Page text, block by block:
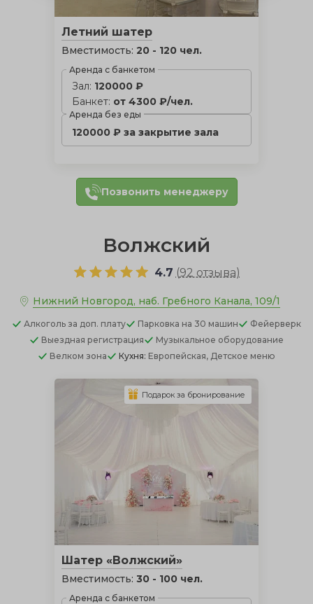
Летний шатер
Вместимость: 20 - 120 чел.
Аренда с банкетом
Зал: 120000 ₽
Банкет: от 4300 ₽/чел.
Аренда без еды
120000 ₽ за закрытие зала
Позвонить менеджеру
Волжский
4.7 (92 отзыва)
Нижний Новгород, наб. Гребного Канала, 109/1
Алкоголь за доп. плату Парковка на 30 машин
Фейерверк
Выездная регистрация
Музыкальное оборудование
Велком зона
Кухня: Европейская, Детское меню
Шатер «Волжский»
Вместимость: 30 - 100 чел.
Аренда с банкетом
Подарок за бронирование